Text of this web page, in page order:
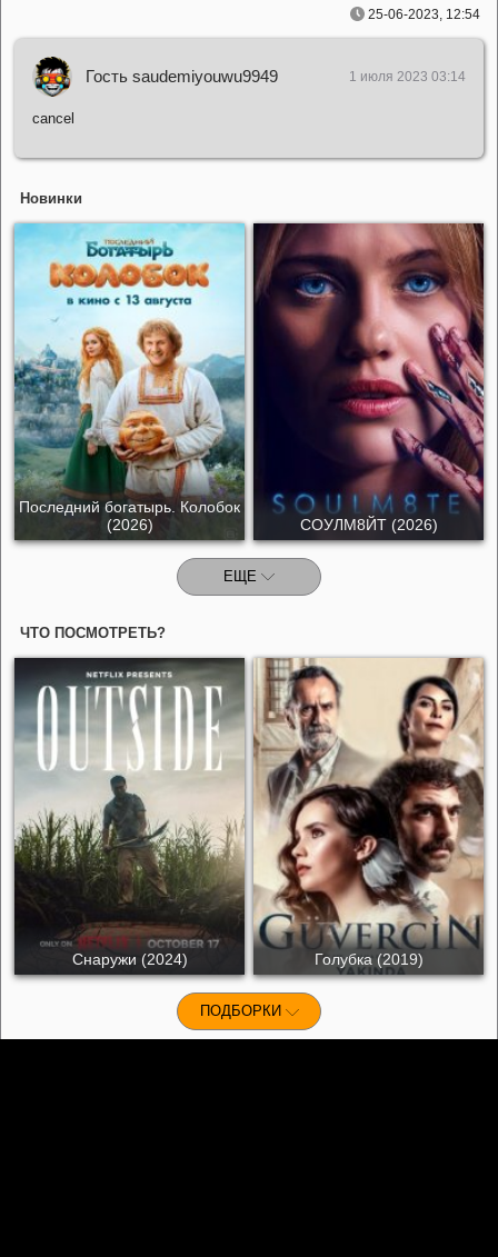
25-06-2023, 12:54
Гость saudemiyouwu9949 1 июля 2023 03:14
cancel
Новинки
Последний богатырь. Колобок
(2026)
СОУЛМ8ЙТ (2026)
ЕЩЕ
ЧТО ПОСМОТРЕТЬ?
Снаружи (2024) Голубка (2019)
ПОДБОРКИ